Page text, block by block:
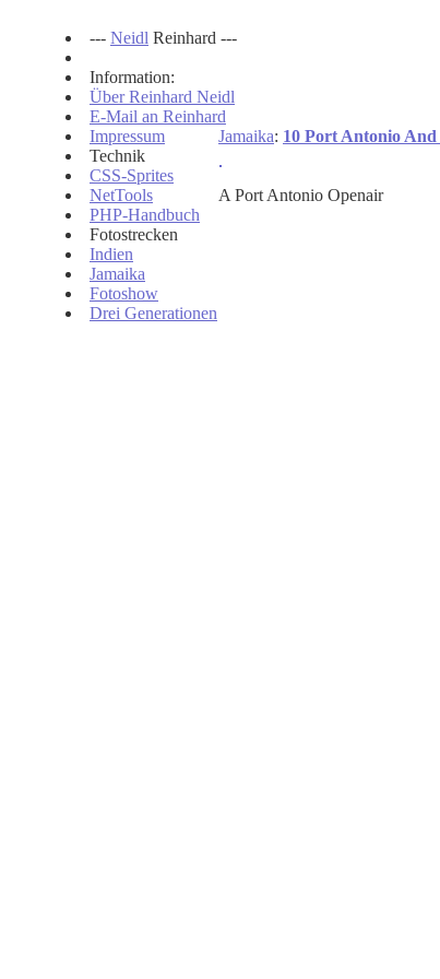
--- Neidl Reinhard ---
Information:
Über Reinhard Neidl
E-Mail an Reinhard
Impressum
Technik
CSS-Sprites
NetTools
PHP-Handbuch
Fotostrecken
Indien
Jamaika
Fotoshow
Drei Generationen
Jamaika: 10 Port Antonio
A Port Antonio Openair